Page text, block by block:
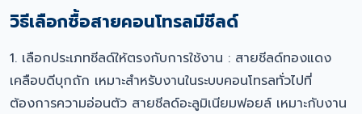
วิธีเลือกซื้อสายคอนโทรลมีชีลด์
1. เลือกประเภทชีลด์ให้ตรงกับการใช้งาน : สายชีลด์ทองแดง
เคลือบดีบุกถัก เหมาะสำหรับงานในระบบคอนโทรลทั่วไปที่
ต้องการความอ่อนตัว สายชีลด์อะลูมิเนียมฟอยล์ เหมาะกับงาน